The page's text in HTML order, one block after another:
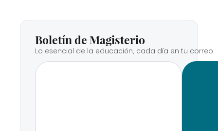
Boletín de Magisterio
Lo esencial de la educación, cada día en tu correo.